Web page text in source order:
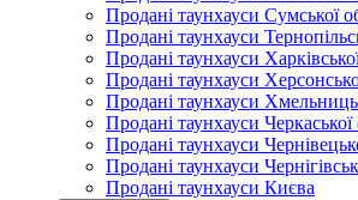
Продані таунхауси Сумської
Продані таунхауси
Продані таунхауси
Продані таунхауси
Продані таунхауси
Продані таунхауси Черкаської
Продані таунхауси
Продані таунхауси
Продані таунхауси Києва